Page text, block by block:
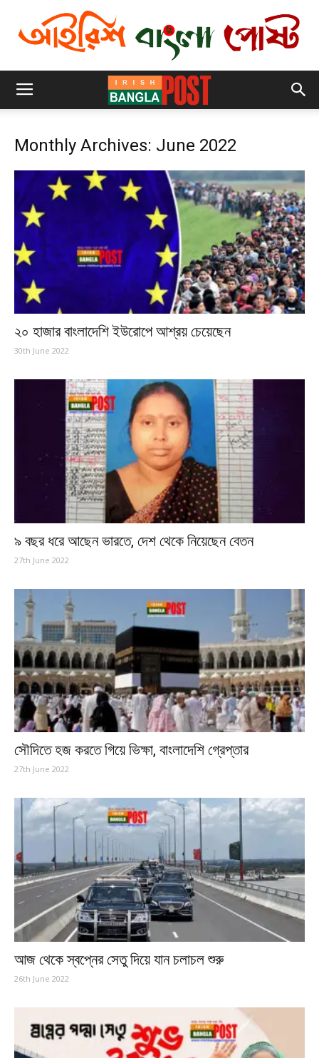
Monthly Archives: June 2022
২০ হাজার বাংলাদেশি ইউরোপে আশ্রয় চেয়েছেন
30th June 2022
৯ বছর ধরে আছেন ভারতে, দেশ থেকে নিয়েছেন বেতন
27th June 2022
সৌদিতে হজ করতে গিয়ে ভিক্ষা, বাংলাদেশি গ্রেপ্তার
27th June 2022
আজ থেকে স্বপ্নের সেতু দিয়ে যান চলাচল শুরু
26th June 2022